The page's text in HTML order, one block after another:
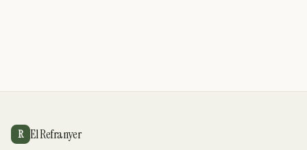
R El Refranyer